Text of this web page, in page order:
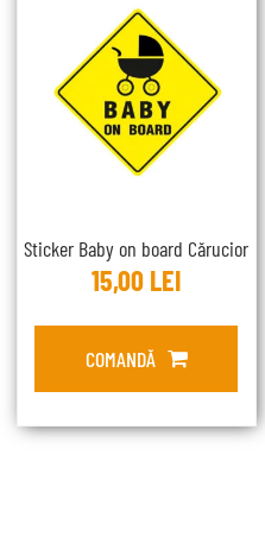
Sticker Baby on board Cărucior
15,00 LEI
COMANDĂ